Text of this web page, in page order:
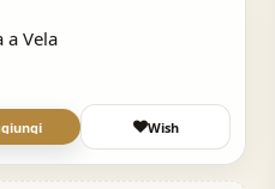
a Vela
Wish